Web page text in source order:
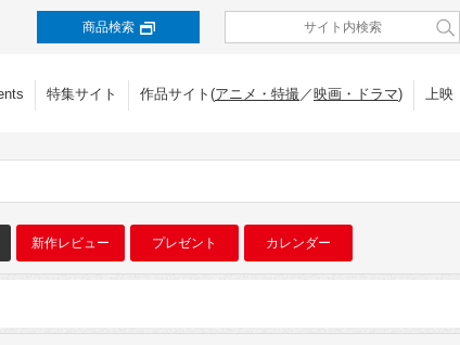
商品検索
特集サイト 作品サイト(アニメ・特撮／映画・ドラマ) 上映
新作レビュー プレゼント カレンダー